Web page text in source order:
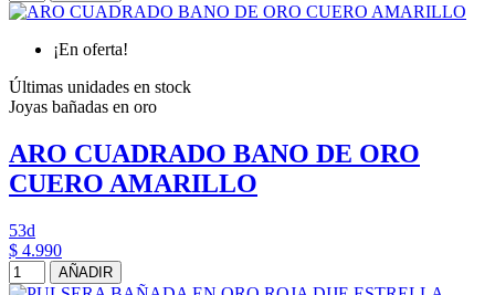
¡En oferta!
Últimas unidades en stock
Joyas bañadas en oro
ARO CUADRADO BANO DE ORO
CUERO AMARILLO
53d
$ 4.990
AÑADIR